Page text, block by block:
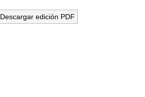
Descargar edición PDF